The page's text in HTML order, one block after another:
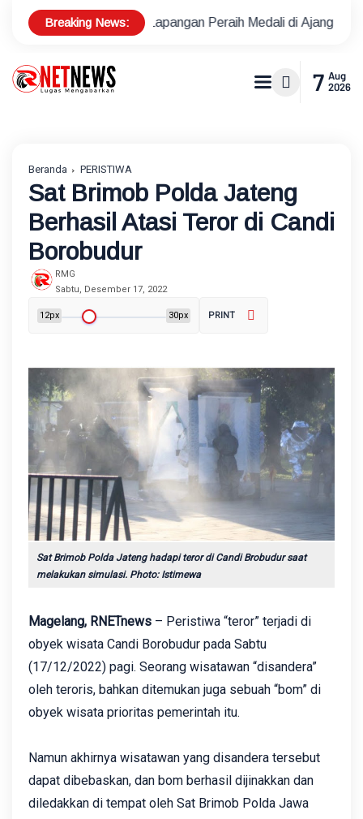
Breaking News:
Lapangan Peraih Medali di Ajang Porprov Polsek
7 Aug
2026
Beranda PERISTIWA
Sat Brimob Polda Jateng
Berhasil Atasi Teror di Candi
Borobudur
RMG
Sabtu, Desember 17, 2022
12px 30px PRINT
Sat Brimob Polda Jateng hadapi teror di Candi Brobudur saat
melakukan simulasi. Photo: Istimewa
Magelang, RNETnews – Peristiwa “teror” terjadi di
obyek wisata Candi Borobudur pada Sabtu
(17/12/2022) pagi. Seorang wisatawan “disandera”
oleh teroris, bahkan ditemukan juga sebuah “bom” di
obyek wisata prioritas pemerintah itu.
Namun akhirnya wisatawan yang disandera tersebut
dapat dibebaskan, dan bom berhasil dijinakkan dan
diledakkan di tempat oleh Sat Brimob Polda Jawa